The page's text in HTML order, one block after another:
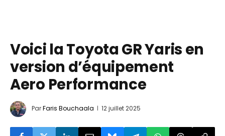
Voici la Toyota GR Yaris en
version d’équipement
Aero Performance
ParFaris Bouchaala 12 juillet 2025